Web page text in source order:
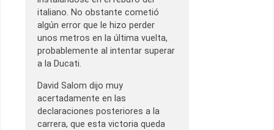
italiano. No obstante cometió
algún error que le hizo perder
unos metros en la última vuelta,
probablemente al intentar superar
a la Ducati.
David Salom dijo muy
acertadamente en las
declaraciones posteriores a la
carrera, que esta victoria queda